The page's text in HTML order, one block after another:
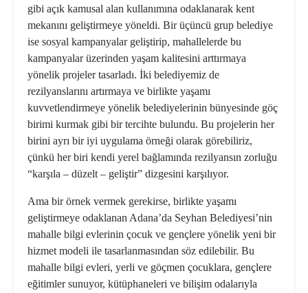
gibi açık kamusal alan kullanımına odaklanarak kent
mekanını geliştirmeye yöneldi. Bir üçüncü grup belediye
ise sosyal kampanyalar geliştirip, mahallelerde bu
kampanyalar üzerinden yaşam kalitesini arttırmaya
yönelik projeler tasarladı. İki belediyemiz de
rezilyanslarını artırmaya ve birlikte yaşamı
kuvvetlendirmeye yönelik belediyelerinin bünyesinde göç
birimi kurmak gibi bir tercihte bulundu. Bu projelerin her
birini ayrı bir iyi uygulama örneği olarak görebiliriz,
çünkü her biri kendi yerel bağlamında rezilyansın zorluğu
“karşıla – düzelt – geliştir” dizgesini karşılıyor.
Ama bir örnek vermek gerekirse, birlikte yaşamı
geliştirmeye odaklanan Adana’da Seyhan Belediyesi’nin
mahalle bilgi evlerinin çocuk ve gençlere yönelik yeni bir
hizmet modeli ile tasarlanmasından söz edilebilir. Bu
mahalle bilgi evleri, yerli ve göçmen çocuklara, gençlere
eğitimler sunuyor, kütüphaneleri ve bilişim odalarıyla